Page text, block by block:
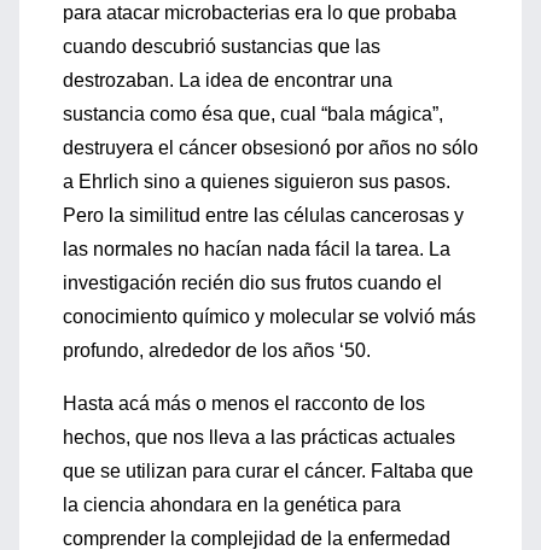
para atacar microbacterias era lo que probaba
cuando descubrió sustancias que las
destrozaban. La idea de encontrar una
sustancia como ésa que, cual “bala mágica”,
destruyera el cáncer obsesionó por años no sólo
a Ehrlich sino a quienes siguieron sus pasos.
Pero la similitud entre las células cancerosas y
las normales no hacían nada fácil la tarea. La
investigación recién dio sus frutos cuando el
conocimiento químico y molecular se volvió más
profundo, alrededor de los años ‘50.
Hasta acá más o menos el racconto de los
hechos, que nos lleva a las prácticas actuales
que se utilizan para curar el cáncer. Faltaba que
la ciencia ahondara en la genética para
comprender la complejidad de la enfermedad